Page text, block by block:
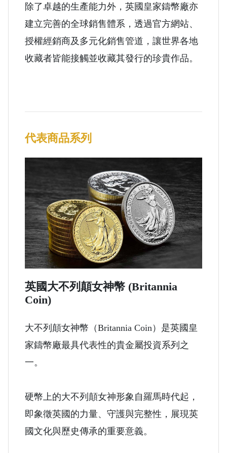
除了卓越的生產能力外，英國皇家鑄幣廠亦
建立完善的全球銷售體系，透過官方網站、
授權經銷商及多元化銷售管道，讓世界各地
收藏者皆能接觸並收藏其發行的珍貴作品。
代表商品系列
英國大不列顛女神幣 (Britannia
Coin)
大不列顛女神幣（Britannia Coin）是英國皇
家鑄幣廠最具代表性的貴金屬投資系列之
一。
硬幣上的大不列顛女神形象自羅馬時代起，
即象徵英國的力量、守護與完整性，展現英
國文化與歷史傳承的重要意義。